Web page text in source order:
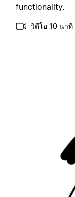
functionality.
วิดีโอ 10 นาที